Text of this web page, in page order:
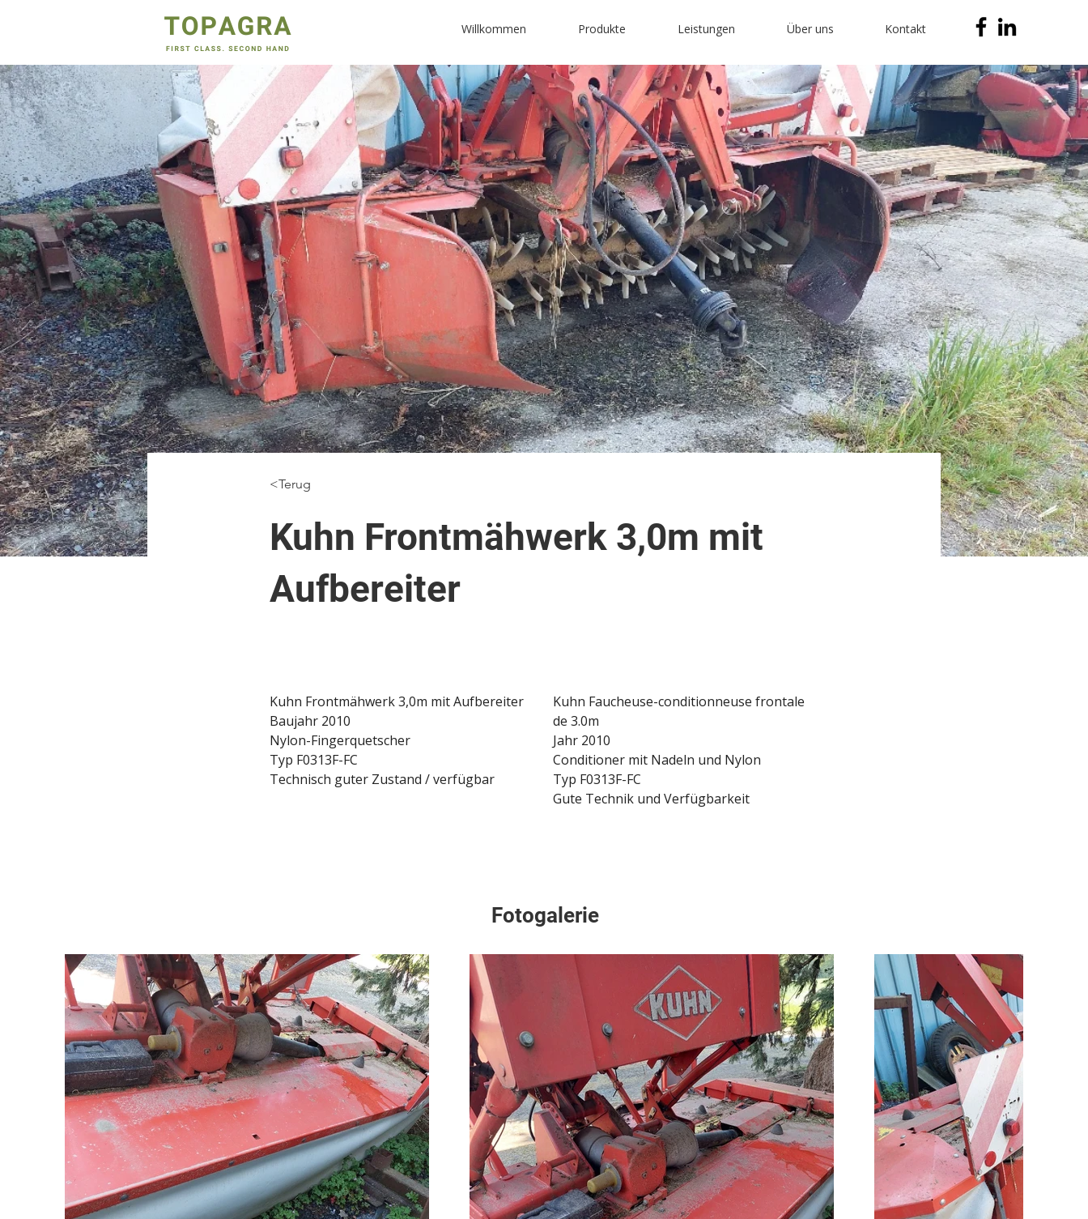
Willkommen Produkte Leistungen Über uns Kontakt
<Terug
Kuhn Frontmähwerk 3,0m mit
Aufbereiter
Kuhn Frontmähwerk 3,0m mit Aufbereiter
Baujahr 2010
Nylon-Fingerquetscher
Typ F0313F-FC
Technisch guter Zustand / verfügbar
Kuhn Faucheuse-conditionneuse frontale
de 3.0m
Jahr 2010
Conditioner mit Nadeln und Nylon
Typ F0313F-FC
Gute Technik und Verfügbarkeit
Fotogalerie